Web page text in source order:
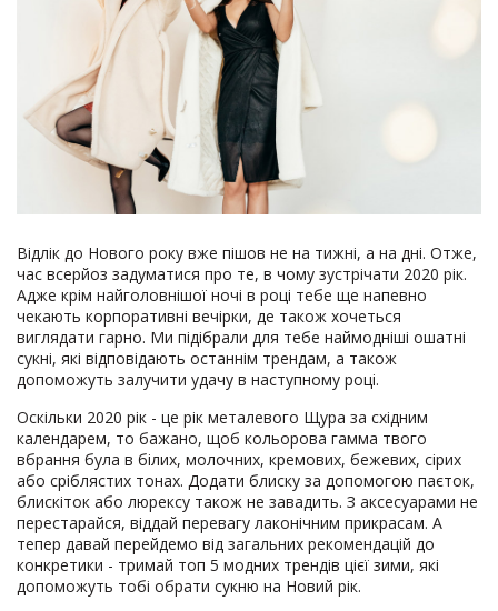
Відлік до Нового року вже пішов не на тижні, а на дні. Отже,
час всерйоз задуматися про те, в чому зустрічати 2020 рік.
Адже крім найголовнішої ночі в році тебе ще напевно
чекають корпоративні вечірки, де також хочеться
виглядати гарно. Ми підібрали для тебе наймодніші ошатні
сукні, які відповідають останнім трендам, а також
допоможуть залучити удачу в наступному році.
Оскільки 2020 рік - це рік металевого Щура за східним
календарем, то бажано, щоб кольорова гамма твого
вбрання була в білих, молочних, кремових, бежевих, сірих
або сріблястих тонах. Додати блиску за допомогою паєток,
блискіток або люрексу також не завадить. З аксесуарами не
перестарайся, віддай перевагу лаконічним прикрасам. А
тепер давай перейдемо від загальних рекомендацій до
конкретики - тримай топ 5 модних трендів цієї зими, які
допоможуть тобі обрати сукню на Новий рік.